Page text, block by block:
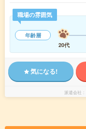
職場の雰囲気
年齢層
20代
気になる!
派遣会社